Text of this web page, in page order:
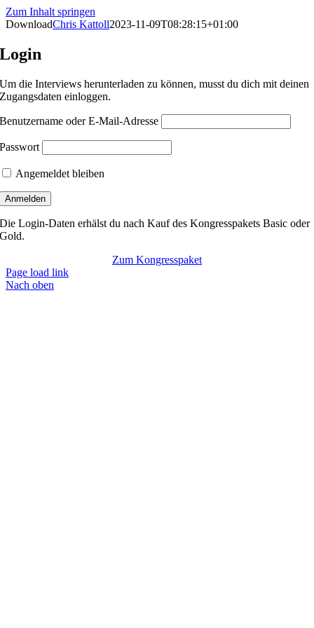
Zum Inhalt springen
DownloadChris Kattoll2023-11-09T08:28:15+01:00
Login
Um die Interviews herunterladen zu können, musst du dich mit deinen
Zugangsdaten einloggen.
Benutzername oder E-Mail-Adresse
Passwort
Angemeldet bleiben
Die Login-Daten erhälst du nach Kauf des Kongresspakets Basic oder
Gold.
Zum Kongresspaket
Page load link
Nach oben